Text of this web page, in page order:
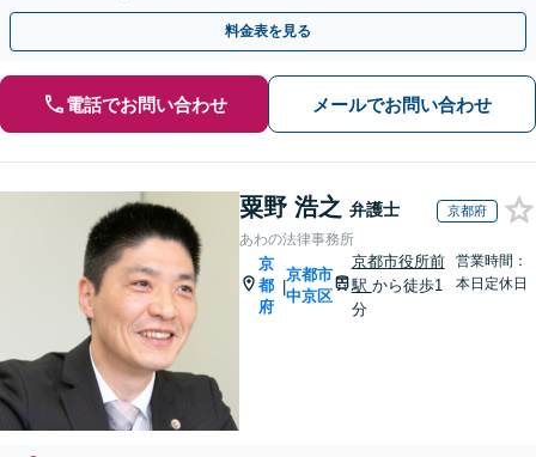
多角的にフォロー」【完全個室対応】
料金表を見る
電話でお問い合わせ メールでお問い合わせ
粟野 浩之 弁護士 京都府
あわの法律事務所
京
都
府
|
京都市
中京区
京都市役所前
駅 から徒歩1
分
営業時間：
本日定休日